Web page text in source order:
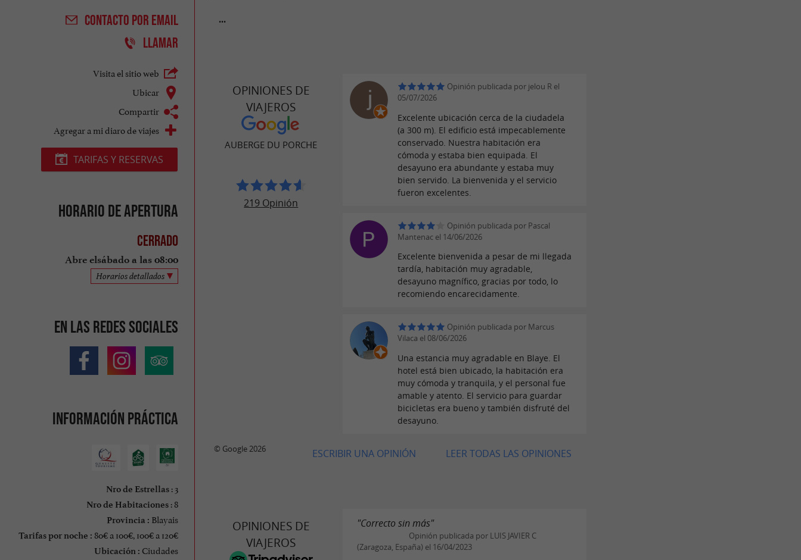
CONTACTO POR EMAIL
LLAMAR
Visita el sitio web
Ubicar
Compartir
Agregar a mi diaro de viajes
TARIFAS Y RESERVAS
Horario de apertura
Cerrado
Abre elsábado a las 08:00
Horarios detallados
En las redes sociales
Información práctica
Nro de Estrellas: 3
Nro de Habitaciones: 8
Provincia : Blayais
Tarifas por noche : 80€ a 100€, 100€ a 120€
Ubicación : Ciudades
...
OPINIONES DE
VIAJEROS
AUBERGE DU PORCHE
219 Opinión
Opinión publicada por jelou R el
05/07/2026
Excelente ubicación cerca de la ciudadela
(a 300 m). El edificio está impecablemente
conservado. Nuestra habitación era
cómoda y estaba bien equipada. El
desayuno era abundante y estaba muy
bien servido. La bienvenida y el servicio
fueron excelentes.
Opinión publicada por Pascal
Mantenac el 14/06/2026
Excelente bienvenida a pesar de mi llegada
tardía, habitación muy agradable,
desayuno magnífico, gracias por todo, lo
recomiendo encarecidamente.
Opinión publicada por Marcus
Vilaca el 08/06/2026
Una estancia muy agradable en Blaye. El
hotel está bien ubicado, la habitación era
muy cómoda y tranquila, y el personal fue
amable y atento. El servicio para guardar
bicicletas era bueno y también disfruté del
desayuno.
LEER TODAS LAS OPINIONES
ESCRIBIR UNA OPINIÓN
© Google 2026
OPINIONES DE
VIAJEROS
"Correcto sin más"
Opinión publicada por LUIS JAVIER C
(Zaragoza, España) el 16/04/2023